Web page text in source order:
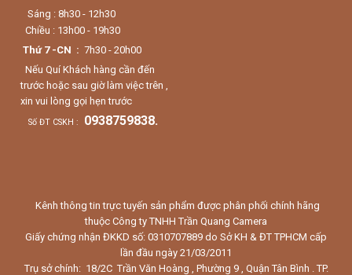
Sáng : 8h30 - 12h30
Chiều : 13h00 - 19h30
Thứ 7 -CN : 7h30 - 20h00
Nếu Quí Khách hàng cần đến
trước hoặc sau giờ làm việc trên ,
xin vui lòng gọi hẹn trước
Số ĐT CSKH : 0938759838.
Kênh thông tin trực tuyến sản phẩm được phân phối chính hãng
thuộc Công ty TNHH Trần Quang Camera
Giấy chứng nhận ĐKKD số: 0310707889 do Sở KH & ĐT TPHCM cấp
lần đầu ngày 21/03/2011
Trụ sở chính: 18/2C Trần Văn Hoàng , Phường 9 , Quận Tân Bình . TP.